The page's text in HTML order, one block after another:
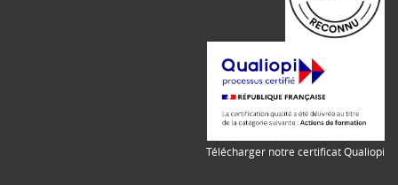
Télécharger notre certificat Qualiopi